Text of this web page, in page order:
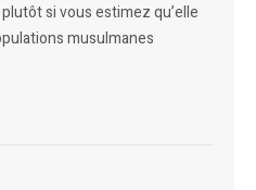
si vous estimez qu’elle
musulmanes